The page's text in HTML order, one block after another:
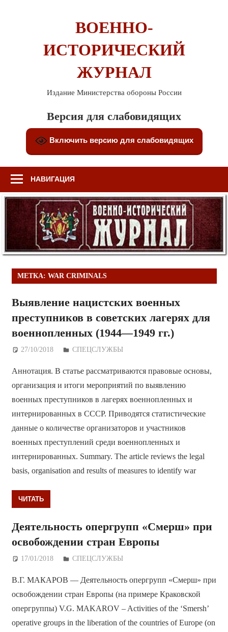
ВОЕННО-
ИСТОРИЧЕСКИЙ
ЖУРНАЛ
Издание Министерства обороны России
Версия для слабовидящих
Включить версию для слабовидящих
НАВИГАЦИЯ
МЕТКА: WAR CRIMINALS
Выявление нацистских военных
преступников в советских лагерях для
военнопленных (1944—1949 гг.)
27/10/2018 Дежурный по Редакции
СПЕЦСЛУЖБЫ
Аннотация. В статье рассматриваются правовые основы,
организация и итоги мероприятий по выявлению
военных преступников в лагерях военнопленных и
интернированных в СССР. Приводятся статистические
данные о количестве организаторов и участников
военных преступлений среди военнопленных и
интернированных. Summary. The article reviews the legal
basis, organisation and results of measures to identify war
ЧИТАТЬ
Деятельность опергрупп «Смерш» при
освобождении стран Европы
17/01/2018 Дежурный по Редакции
СПЕЦСЛУЖБЫ
В.Г. МАКАРОВ — Деятельность опергрупп «Смерш» при
освобождении стран Европы (на примере Краковской
опергруппы) V.G. MAKAROV – Activities of the ‘Smersh’
operative groups in the liberation of the countries of Europe (on